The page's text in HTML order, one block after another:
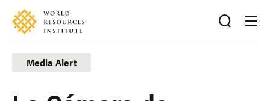
Skip
main
content
Accessibility
Media Alert